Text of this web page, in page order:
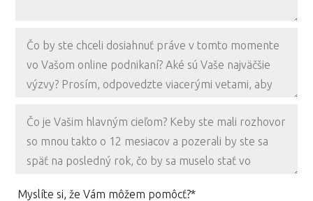
Myslíte si, že Vám môžem pomôcť?*